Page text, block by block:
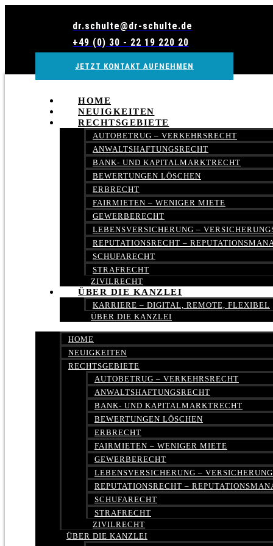
dr.schulte@dr-schulte.de
+49 (0) 30 - 22 19 220 20
JETZT KONTAKT AUFNEHMEN
HOME
NEUIGKEITEN
RECHTSGEBIETE
AUTOBETRUG – VERKEHRSRECHT
ANWALTSHAFTUNGSRECHT
BANK- UND KAPITALMARKTRECHT
BEWERTUNGEN LÖSCHEN
ERBRECHT
FAIRMIETEN – WENIGER MIETE
GEWERBERECHT
LEBENSVERSICHERUNG –
REPUTATIONSRECHT –
SCHUFARECHT
STRAFRECHT
ZIVILRECHT
ÜBER DIE KANZLEI
KARRIERE – DIGITAL, REMOTE, FLEXIBEL
ÜBER DIE KANZLEI
HOME
NEUIGKEITEN
RECHTSGEBIETE
AUTOBETRUG – VERKEHRSRECHT
ANWALTSHAFTUNGSRECHT
BANK- UND KAPITALMARKTRECHT
BEWERTUNGEN LÖSCHEN
ERBRECHT
FAIRMIETEN – WENIGER MIETE
GEWERBERECHT
LEBENSVERSICHERUNG –
REPUTATIONSRECHT –
SCHUFARECHT
STRAFRECHT
ZIVILRECHT
ÜBER DIE KANZLEI